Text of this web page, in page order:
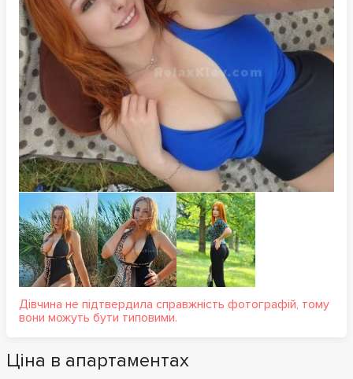
Дівчина не підтвердила справжність фотографій, тому
вони можуть бути типовими.
Ціна в апартаментах